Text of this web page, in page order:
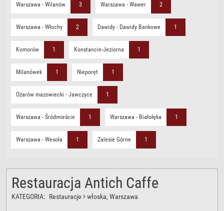
Warszawa - Wilanów 3 Warszawa - Wawer 2
Warszawa - Włochy 2 Dawidy - Dawidy Bankowe 1
Komorów 1 Konstancin-Jeziorna 1
Milanówek 1 Nieporęt 1
Ożarów mazowiecki - Jawczyce 1
Warszawa - Śródmieście 1 Warszawa - Białołęka 1
Warszawa - Wesoła 1 Zalesie Górne 1
Restauracja Antich Caffe
KATEGORIA: Restauracje włoska, Warszawa